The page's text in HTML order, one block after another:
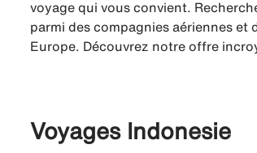
voyage qui vous convient.
parmi des compagnies aériennes et
Europe. Découvrez notre offre
Voyages Indonesie